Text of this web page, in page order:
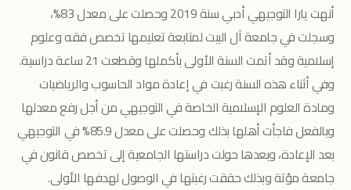
أنهت يارا التوجيهي أدبي سنة 2019 وحصلت على معدل 83%،
وسجلت في جامعة آل البيت لمتابعة تعليمها تخصص فقه وعلوم
إسلامية وقد أتمت السنة الأولى بأكملها وقطعت 21 ساعة دراسية.
وفي أثناء هذه السنة رغبت في إعادة مواد الحاسوب والرياضيات
ومادة العلوم الإسلامية الخاصة في التوجيهي من أجل رفع معدلها
وبالفعل فاجأت أهلها بذلك وحصلت على معدل 85.9% في التوجيهي
بعد الإعادة، وبعدها حولت دراستها الجامعية إلى تخصص قانون في
جامعة مؤتة وبذلك حققت رغبتها في الوصول لهدفها الأولى.